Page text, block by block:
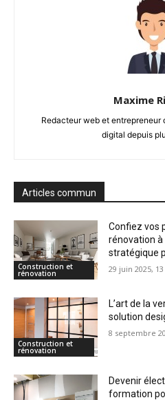
Maxime
Redacteur web et entrepreneur
digital depuis
Articles commun
Construction et
rénovation
Confiez vos
rénovation à
stratégique
29 juin 2025,
Construction et
rénovation
L’art de la
solution
8 septembre
Devenir
formation